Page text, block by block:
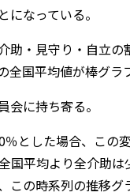
なっている。
助・見守り・自立の
国平均値が棒グラ
に持ち寄る。
とした場合、この
国平均より全介助
この時系列の推移